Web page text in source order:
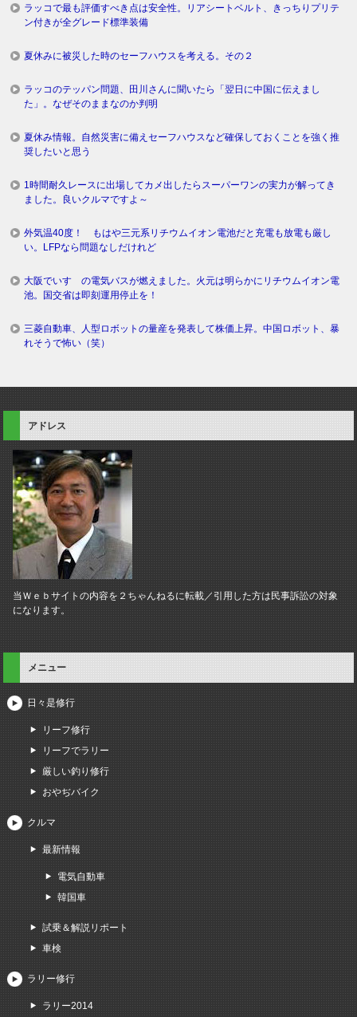
ラッコで最も評価すべき点は安全性。リアシートベルト、きっちりプリテ
ン付きが全グレード標準装備
夏休みに被災した時のセーフハウスを考える。その２
ラッコのテッパン問題、田川さんに聞いたら「翌日に中国に伝えまし
た」。なぜそのままなのか判明
夏休み情報。自然災害に備えセーフハウスなど確保しておくことを強く推
奨したいと思う
1時間耐久レースに出場してカメ出したらスーパーワンの実力が解ってき
ました。良いクルマですよ～
外気温40度！ もはや三元系リチウムイオン電池だと充電も放電も厳し
い。LFPなら問題なしだけれど
大阪でいすゞの電気バスが燃えました。火元は明らかにリチウムイオン電
池。国交省は即刻運用停止を！
三菱自動車、人型ロボットの量産を発表して株価上昇。中国ロボット、暴
れそうで怖い（笑）
アドレス
当Ｗｅｂサイトの内容を２ちゃんねるに転載／引用した方は民事訴訟の対象
になります。
メニュー
日々是修行
リーフ修行
リーフでラリー
厳しい釣り修行
おやぢバイク
クルマ
最新情報
電気自動車
韓国車
試乗＆解説リポート
車検
ラリー修行
ラリー2014